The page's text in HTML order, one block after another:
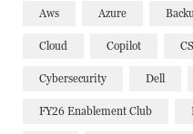
Aws Azure
Cloud Copilot
Cybersecurity Dell
FY26 Enablement Club